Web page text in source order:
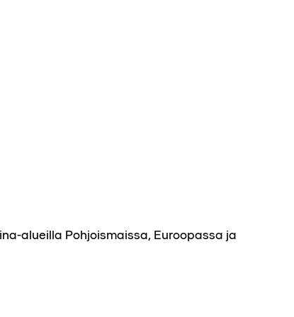
alueilla Pohjoismaissa, Euroopassa ja